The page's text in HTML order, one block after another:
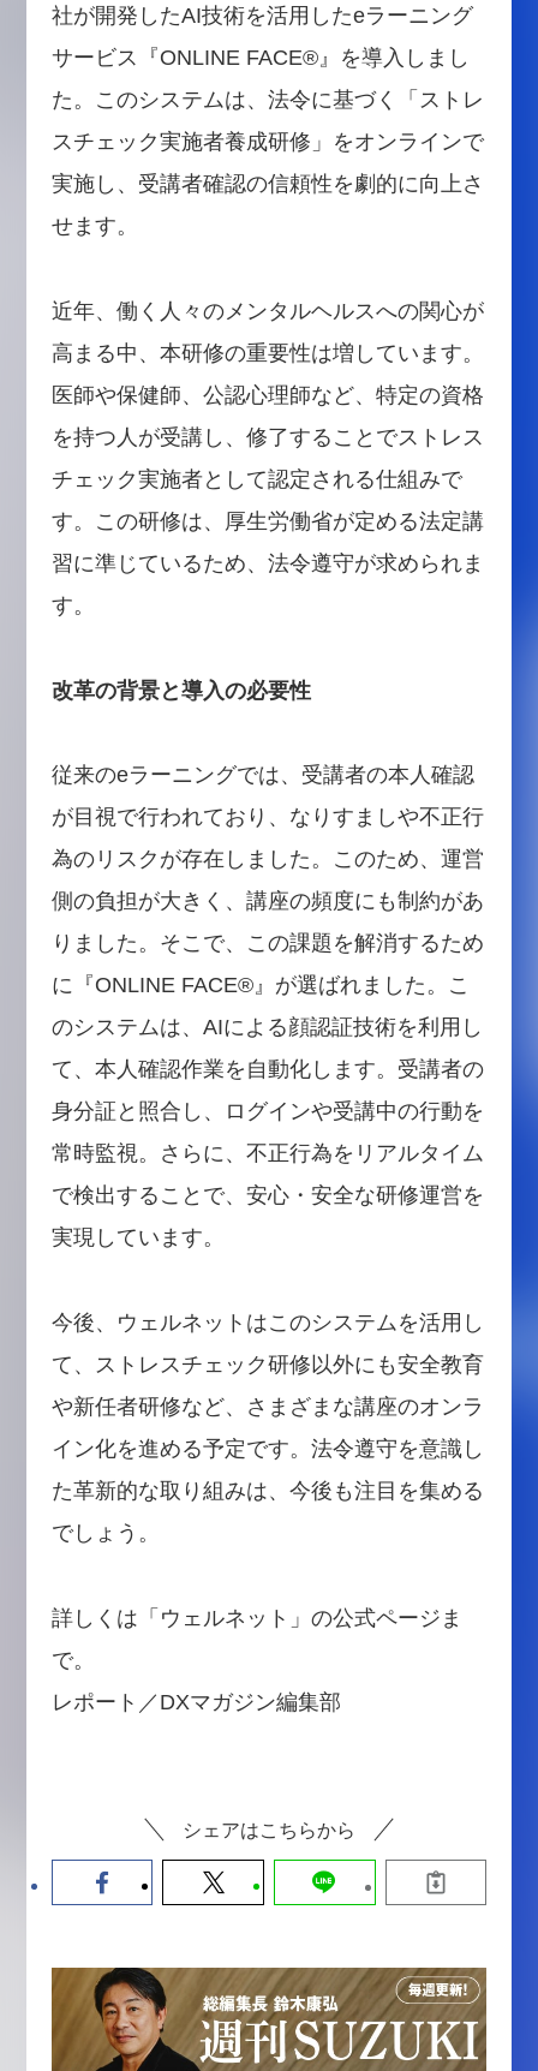
社が開発したAI技術を活用したeラーニング
サービス『ONLINE FACE®』を導入しまし
た。このシステムは、法令に基づく「ストレ
スチェック実施者養成研修」をオンラインで
実施し、受講者確認の信頼性を劇的に向上さ
せます。
近年、働く人々のメンタルヘルスへの関心が
高まる中、本研修の重要性は増しています。
医師や保健師、公認心理師など、特定の資格
を持つ人が受講し、修了することでストレス
チェック実施者として認定される仕組みで
す。この研修は、厚生労働省が定める法定講
習に準じているため、法令遵守が求められま
す。
改革の背景と導入の必要性
従来のeラーニングでは、受講者の本人確認
が目視で行われており、なりすましや不正行
為のリスクが存在しました。このため、運営
側の負担が大きく、講座の頻度にも制約があ
りました。そこで、この課題を解消するため
に『ONLINE FACE®』が選ばれました。こ
のシステムは、AIによる顔認証技術を利用し
て、本人確認作業を自動化します。受講者の
身分証と照合し、ログインや受講中の行動を
常時監視。さらに、不正行為をリアルタイム
で検出することで、安心・安全な研修運営を
実現しています。
今後、ウェルネットはこのシステムを活用し
て、ストレスチェック研修以外にも安全教育
や新任者研修など、さまざまな講座のオンラ
イン化を進める予定です。法令遵守を意識し
た革新的な取り組みは、今後も注目を集める
でしょう。
詳しくは「ウェルネット」の公式ページま
で。
レポート／DXマガジン編集部
シェアはこちらから